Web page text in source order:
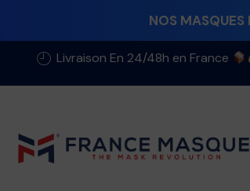
NOS
Livraison En 24/48h en France